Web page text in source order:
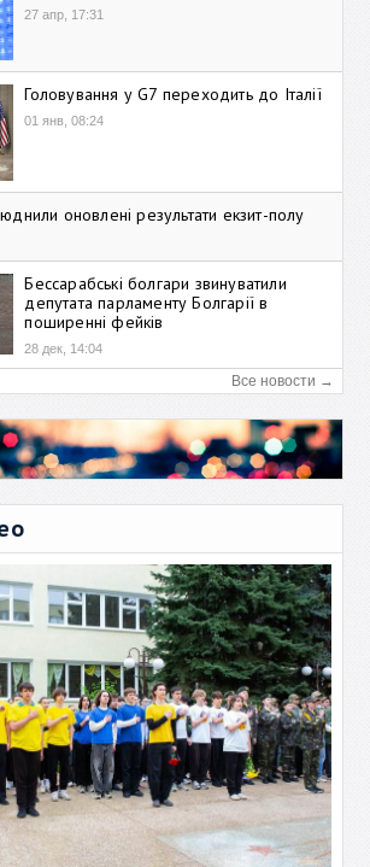
27 апр, 17:31
Головування у G7 переходить до Італії
01 янв, 08:24
оновлені результати екзит-полу
Бессарабські болгари звинуватили
депутата парламенту Болгарії в
поширенні фейків
28 дек, 14:04
Все новости →